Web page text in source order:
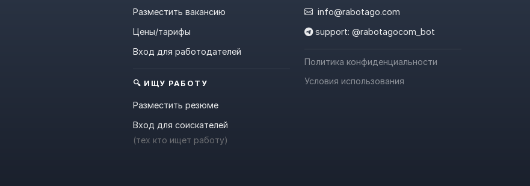
Разместить вакансию
Цены/тарифы
Вход для работодателей
🔍 ИЩУ РАБОТУ
Разместить резюме
Вход для соискателей
(тех кто ищет работу)
info@rabotago.com
support: @rabotagocom_bot
Политика конфиденциальности
Условия использования